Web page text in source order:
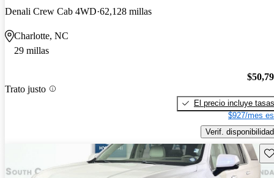
Denali Crew Cab 4WD 62,128 millas
Charlotte, NC
29 millas
Trato justo
El precio incluye tasas
$927/mes
Verif. disponibilidad